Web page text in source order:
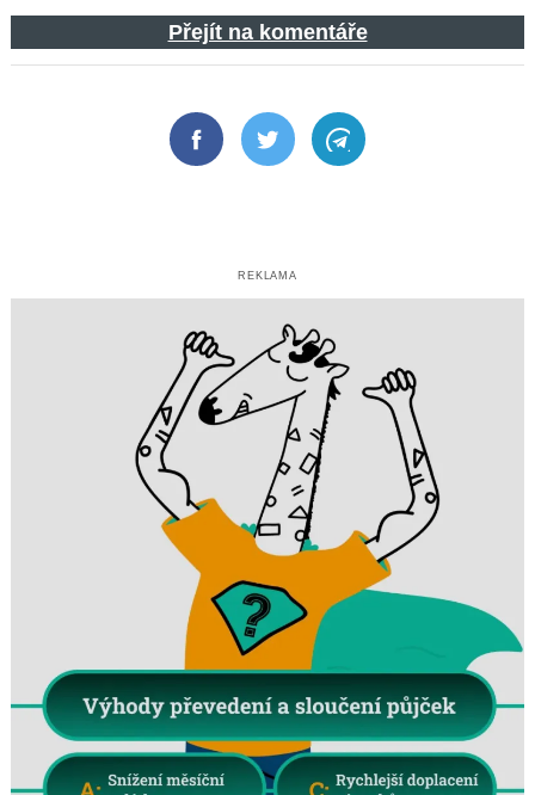
Přejít na komentáře
FacebookTwitter Telegram
REKLAMA